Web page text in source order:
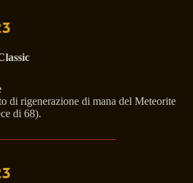
di rigenerazione di mana del Meteorite
di 68).